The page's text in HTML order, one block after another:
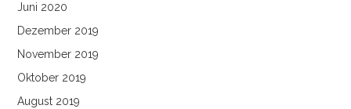
Juni 2020
Dezember 2019
November 2019
Oktober 2019
August 2019